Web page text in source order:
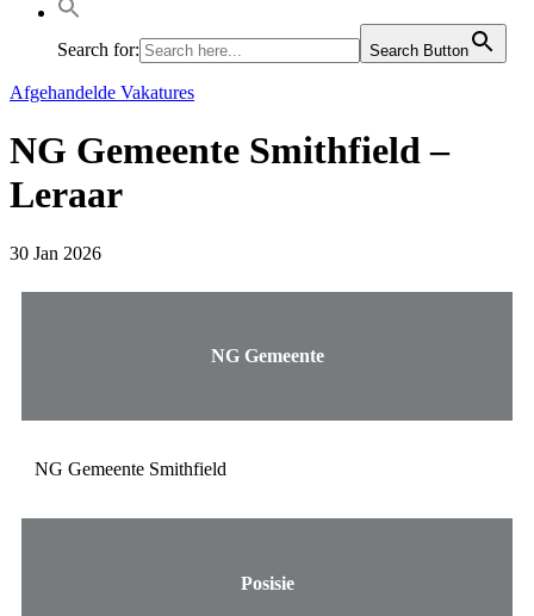
Search for: Search Button
Afgehandelde Vakatures
NG Gemeente Smithfield –
Leraar
30 Jan 2026
NG Gemeente
NG Gemeente Smithfield
Posisie